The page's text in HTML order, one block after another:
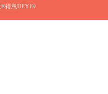
®得意DEYI®